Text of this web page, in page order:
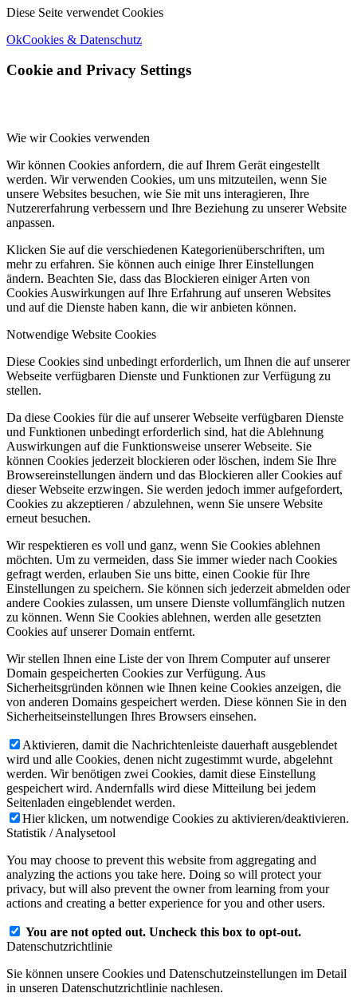
Diese Seite verwendet Cookies
OkCookies & Datenschutz
Cookie and Privacy Settings
Wie wir Cookies verwenden
Wir können Cookies anfordern, die auf Ihrem Gerät eingestellt
werden. Wir verwenden Cookies, um uns mitzuteilen, wenn Sie
unsere Websites besuchen, wie Sie mit uns interagieren, Ihre
Nutzererfahrung verbessern und Ihre Beziehung zu unserer Website
anpassen.
Klicken Sie auf die verschiedenen Kategorienüberschriften, um
mehr zu erfahren. Sie können auch einige Ihrer Einstellungen
ändern. Beachten Sie, dass das Blockieren einiger Arten von
Cookies Auswirkungen auf Ihre Erfahrung auf unseren Websites
und auf die Dienste haben kann, die wir anbieten können.
Notwendige Website Cookies
Diese Cookies sind unbedingt erforderlich, um Ihnen die auf unserer
Webseite verfügbaren Dienste und Funktionen zur Verfügung zu
stellen.
Da diese Cookies für die auf unserer Webseite verfügbaren Dienste
und Funktionen unbedingt erforderlich sind, hat die Ablehnung
Auswirkungen auf die Funktionsweise unserer Webseite. Sie
können Cookies jederzeit blockieren oder löschen, indem Sie Ihre
Browsereinstellungen ändern und das Blockieren aller Cookies auf
dieser Webseite erzwingen. Sie werden jedoch immer aufgefordert,
Cookies zu akzeptieren / abzulehnen, wenn Sie unsere Website
erneut besuchen.
Wir respektieren es voll und ganz, wenn Sie Cookies ablehnen
möchten. Um zu vermeiden, dass Sie immer wieder nach Cookies
gefragt werden, erlauben Sie uns bitte, einen Cookie für Ihre
Einstellungen zu speichern. Sie können sich jederzeit abmelden oder
andere Cookies zulassen, um unsere Dienste vollumfänglich nutzen
zu können. Wenn Sie Cookies ablehnen, werden alle gesetzten
Cookies auf unserer Domain entfernt.
Wir stellen Ihnen eine Liste der von Ihrem Computer auf unserer
Domain gespeicherten Cookies zur Verfügung. Aus
Sicherheitsgründen können wie Ihnen keine Cookies anzeigen, die
von anderen Domains gespeichert werden. Diese können Sie in den
Sicherheitseinstellungen Ihres Browsers einsehen.
Aktivieren, damit die Nachrichtenleiste dauerhaft ausgeblendet
wird und alle Cookies, denen nicht zugestimmt wurde, abgelehnt
werden. Wir benötigen zwei Cookies, damit diese Einstellung
gespeichert wird. Andernfalls wird diese Mitteilung bei jedem
Seitenladen eingeblendet werden.
Hier klicken, um notwendige Cookies zu aktivieren/deaktivieren.
Statistik / Analysetool
You may choose to prevent this website from aggregating and
analyzing the actions you take here. Doing so will protect your
privacy, but will also prevent the owner from learning from your
actions and creating a better experience for you and other users.
You are not opted out. Uncheck this box to opt-out.
Datenschutzrichtlinie
Sie können unsere Cookies und Datenschutzeinstellungen im Detail
in unseren Datenschutzrichtlinie nachlesen.